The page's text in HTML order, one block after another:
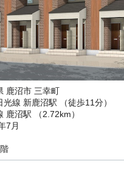
鹿沼市 三幸町
光線 新鹿沼駅 （徒歩11分）
鹿沼駅 （2.72km）
7月